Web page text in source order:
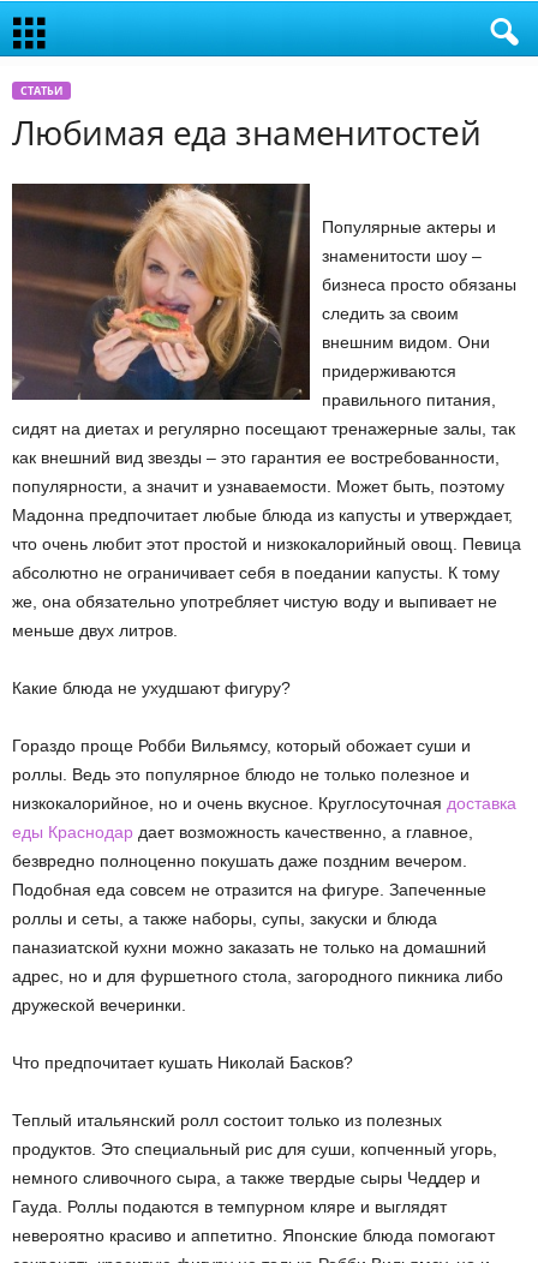
СТАТЬИ
Любимая еда знаменитостей
Популярные актеры и
знаменитости шоу –
бизнеса просто обязаны
следить за своим
внешним видом. Они
придерживаются
правильного питания,
сидят на диетах и регулярно посещают тренажерные залы, так
как внешний вид звезды – это гарантия ее востребованности,
популярности, а значит и узнаваемости. Может быть, поэтому
Мадонна предпочитает любые блюда из капусты и утверждает,
что очень любит этот простой и низкокалорийный овощ. Певица
абсолютно не ограничивает себя в поедании капусты. К тому
же, она обязательно употребляет чистую воду и выпивает не
меньше двух литров.
Какие блюда не ухудшают фигуру?
Гораздо проще Робби Вильямсу, который обожает суши и
роллы. Ведь это популярное блюдо не только полезное и
низкокалорийное, но и очень вкусное. Круглосуточная доставка
еды Краснодар дает возможность качественно, а главное,
безвредно полноценно покушать даже поздним вечером.
Подобная еда совсем не отразится на фигуре. Запеченные
роллы и сеты, а также наборы, супы, закуски и блюда
паназиатской кухни можно заказать не только на домашний
адрес, но и для фуршетного стола, загородного пикника либо
дружеской вечеринки.
Что предпочитает кушать Николай Басков?
Теплый итальянский ролл состоит только из полезных
продуктов. Это специальный рис для суши, копченный угорь,
немного сливочного сыра, а также твердые сыры Чеддер и
Гауда. Роллы подаются в темпурном кляре и выглядят
невероятно красиво и аппетитно. Японские блюда помогают